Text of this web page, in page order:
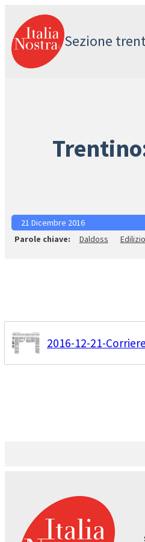
al
contenuto
Sezione
21 Dicembre 2016
Daldoss
Edilizio
2016-12-21-